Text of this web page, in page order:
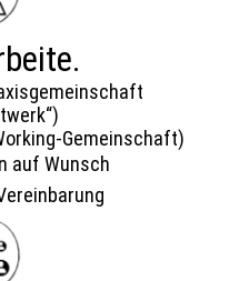
Gemeinschaft)
auf Wunsch